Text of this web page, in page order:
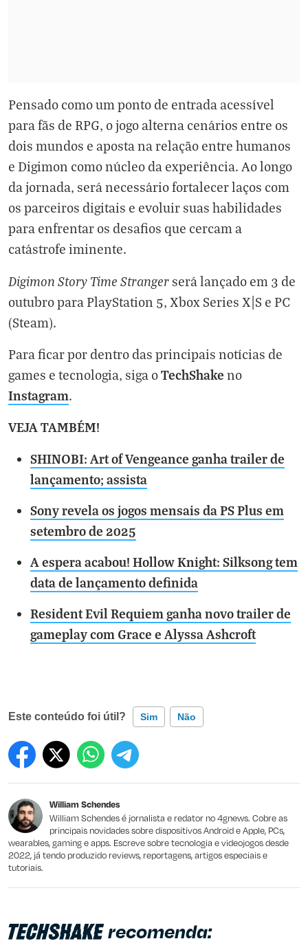
Pensado como um ponto de entrada acessível
para fãs de RPG, o jogo alterna cenários entre os
dois mundos e aposta na relação entre humanos
e Digimon como núcleo da experiência. Ao longo
da jornada, será necessário fortalecer laços com
os parceiros digitais e evoluir suas habilidades
para enfrentar os desafios que cercam a
catástrofe iminente.
Digimon Story Time Stranger será lançado em 3 de
outubro para PlayStation 5, Xbox Series X|S e PC
(Steam).
Para ficar por dentro das principais notícias de
games e tecnologia, siga oTechShake no
Instagram.
VEJA TAMBÉM!
SHINOBI: Art of Vengeance ganha trailer de
lançamento; assista
Sony revela os jogos mensais da PS Plus em
setembro de 2025
A espera acabou! Hollow Knight: Silksong tem
data de lançamento definida
Resident Evil Requiem ganha novo trailer de
gameplay com Grace e Alyssa Ashcroft
Este conteúdo foi útil? Sim Não
Este conteúdo contém informação incorreta
Este conteúdo não tem a informação que procuro
Outro
William Schendes
William Schendes é jornalista e redator no 4gnews. Cobre as
principais novidades sobre dispositivos Android e Apple, PCs,
wearables, gaming e apps. Escreve sobre tecnologia e videojogos desde
2022, já tendo produzido reviews, reportagens, artigos especiais e
tutoriais.
recomenda: